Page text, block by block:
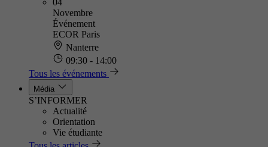
04
Novembre
Événement
ECOR Paris
Nanterre
09:30 - 14:00
Tous les événements
Média
S’INFORMER
Actualité
Orientation
Vie étudiante